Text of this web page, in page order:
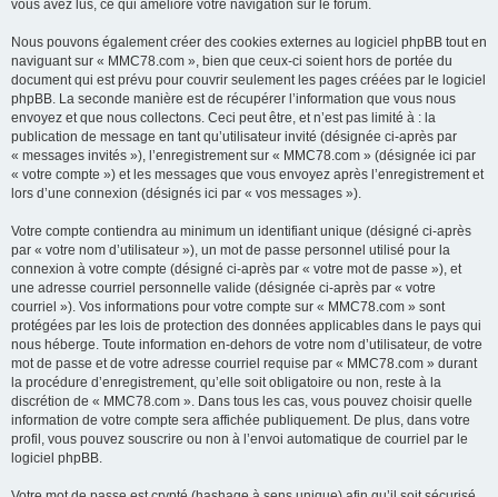
vous avez lus, ce qui améliore votre navigation sur le forum.
Nous pouvons également créer des cookies externes au logiciel phpBB tout en
naviguant sur « MMC78.com », bien que ceux-ci soient hors de portée du
document qui est prévu pour couvrir seulement les pages créées par le logiciel
phpBB. La seconde manière est de récupérer l’information que vous nous
envoyez et que nous collectons. Ceci peut être, et n’est pas limité à : la
publication de message en tant qu’utilisateur invité (désignée ci-après par
« messages invités »), l’enregistrement sur « MMC78.com » (désignée ici par
« votre compte ») et les messages que vous envoyez après l’enregistrement et
lors d’une connexion (désignés ici par « vos messages »).
Votre compte contiendra au minimum un identifiant unique (désigné ci-après
par « votre nom d’utilisateur »), un mot de passe personnel utilisé pour la
connexion à votre compte (désigné ci-après par « votre mot de passe »), et
une adresse courriel personnelle valide (désignée ci-après par « votre
courriel »). Vos informations pour votre compte sur « MMC78.com » sont
protégées par les lois de protection des données applicables dans le pays qui
nous héberge. Toute information en-dehors de votre nom d’utilisateur, de votre
mot de passe et de votre adresse courriel requise par « MMC78.com » durant
la procédure d’enregistrement, qu’elle soit obligatoire ou non, reste à la
discrétion de « MMC78.com ». Dans tous les cas, vous pouvez choisir quelle
information de votre compte sera affichée publiquement. De plus, dans votre
profil, vous pouvez souscrire ou non à l’envoi automatique de courriel par le
logiciel phpBB.